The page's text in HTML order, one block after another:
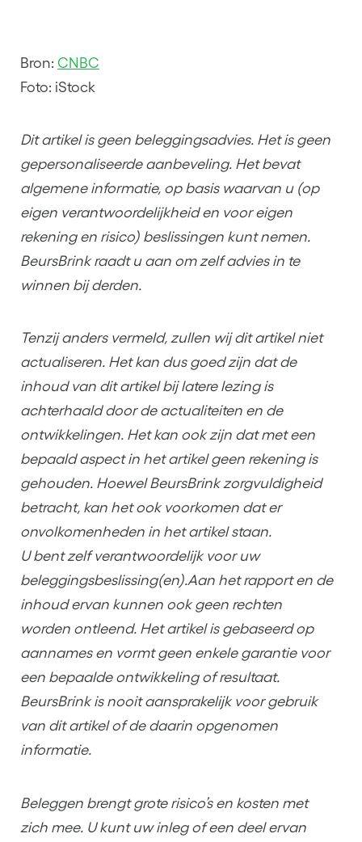
Bron: CNBC
Foto: iStock
Dit artikel is geen beleggingsadvies. Het is geen
gepersonaliseerde aanbeveling. Het bevat
algemene informatie, op basis waarvan u (op
eigen verantwoordelijkheid en voor eigen
rekening en risico) beslissingen kunt nemen.
BeursBrink raadt u aan om zelf advies in te
winnen bij derden.
Tenzij anders vermeld, zullen wij dit artikel niet
actualiseren. Het kan dus goed zijn dat de
inhoud van dit artikel bij latere lezing is
achterhaald door de actualiteiten en de
ontwikkelingen. Het kan ook zijn dat met een
bepaald aspect in het artikel geen rekening is
gehouden. Hoewel BeursBrink zorgvuldigheid
betracht, kan het ook voorkomen dat er
onvolkomenheden in het artikel staan.
U bent zelf verantwoordelijk voor uw
beleggingsbeslissing(en).Aan het rapport en de
inhoud ervan kunnen ook geen rechten
worden ontleend. Het artikel is gebaseerd op
aannames en vormt geen enkele garantie voor
een bepaalde ontwikkeling of resultaat.
BeursBrink is nooit aansprakelijk voor gebruik
van dit artikel of de daarin opgenomen
informatie.
Beleggen brengt grote risico’s en kosten met
zich mee. U kunt uw inleg of een deel ervan